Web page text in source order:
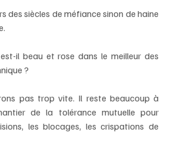
des siècles de méfiance sinon de haine
il beau et rose dans le meilleur des
?
pas trop vite. Il reste beaucoup à
de la tolérance mutuelle pour
les blocages, les crispations de